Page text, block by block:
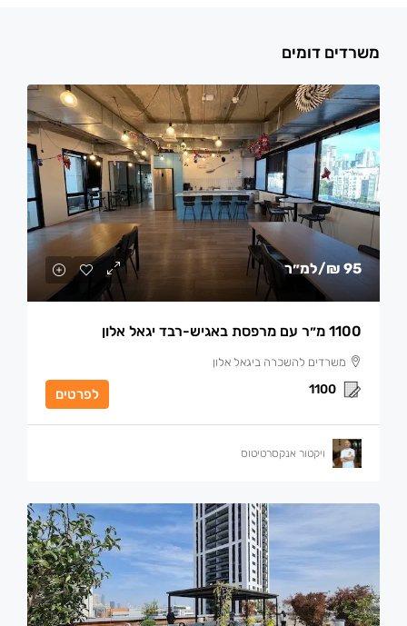
משרדים דומים
95 ₪ /למ״ר
1100 מ״ר עם מרפסת באגיש-רבד יגאל אלון
משרדים להשכרה ביגאל אלון
1100 לפרטים
ויקטור אנקסרטיטוס